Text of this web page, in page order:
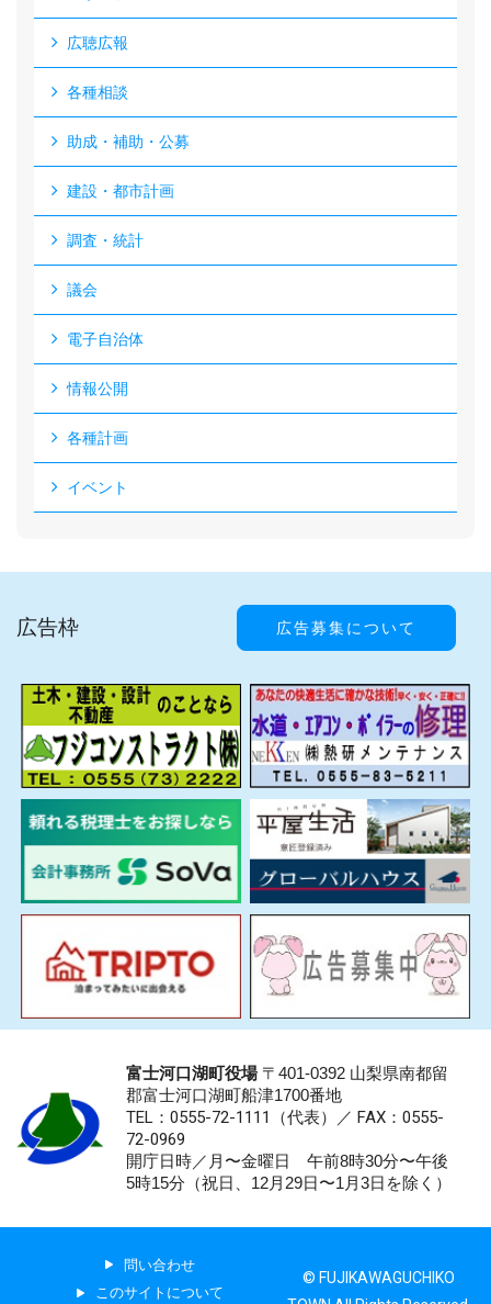
広聴広報
各種相談
助成・補助・公募
建設・都市計画
調査・統計
議会
電子自治体
情報公開
各種計画
イベント
広告枠 広告募集について
富士河口湖町役場〒401-0392 山梨県南都留
郡富士河口湖町船津1700番地
TEL：0555-72-1111 （代表）／ FAX：0555-
72-0969
開庁日時／月〜金曜日 午前8時30分〜午後
5時15分（祝日、12月29日〜1月3日を除く）
問い合わせ
このサイトについて
© FUJIKAWAGUCHIKO